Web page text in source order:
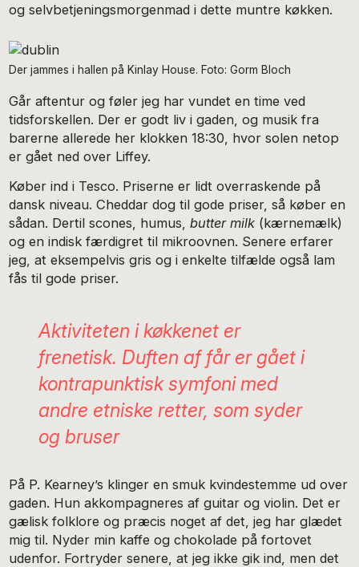
og selvbetjeningsmorgenmad i dette muntre køkken.
Der jammes i hallen på Kinlay House. Foto: Gorm Bloch
Går aftentur og føler jeg har vundet en time ved
tidsforskellen. Der er godt liv i gaden, og musik fra
barerne allerede her klokken 18:30, hvor solen netop
er gået ned over Liffey.
Køber ind i Tesco. Priserne er lidt overraskende på
dansk niveau. Cheddar dog til gode priser, så køber en
sådan. Dertil scones, humus,butter milk (kærnemælk)
og en indisk færdigret til mikroovnen. Senere erfarer
jeg, at eksempelvis gris og i enkelte tilfælde også lam
fås til gode priser.
Aktiviteten i køkkenet er
frenetisk. Duften af får er gået i
kontrapunktisk symfoni med
andre etniske retter, som syder
og bruser
På P. Kearney’s klinger en smuk kvindestemme ud over
gaden. Hun akkompagneres af guitar og violin. Det er
gælisk folklore og præcis noget af det, jeg har glædet
mig til. Nyder min kaffe og chokolade på fortovet
udenfor. Fortryder senere, at jeg ikke gik ind, men det